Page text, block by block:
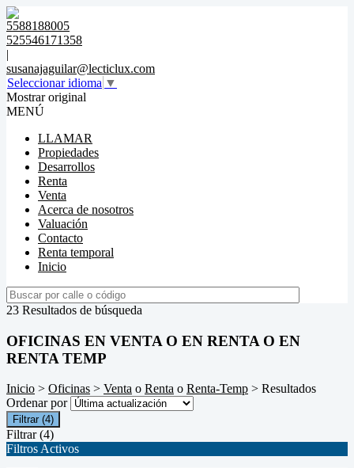
5588188005
525546171358
|
susanajaguilar@lecticlux.com
Seleccionar idioma ▼
Mostrar original
MENÚ
LLAMAR
Propiedades
Desarrollos
Renta
Venta
Acerca de nosotros
Valuación
Contacto
Renta temporal
Inicio
23 Resultados de búsqueda
OFICINAS EN VENTA O EN RENTA O EN
RENTA TEMP
Inicio > Oficinas > Venta o Renta o Renta-Temp > Resultados
Ordenar por
Filtrar (4)
Filtrar (4)
Filtros Activos